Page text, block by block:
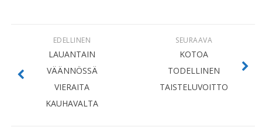
SEURAAVA
KOTOA
TODELLINEN
TAISTELUVOITTO
EDELLINEN
LAUANTAIN
VÄÄNNÖSSÄ
VIERAITA
KAUHAVALTA